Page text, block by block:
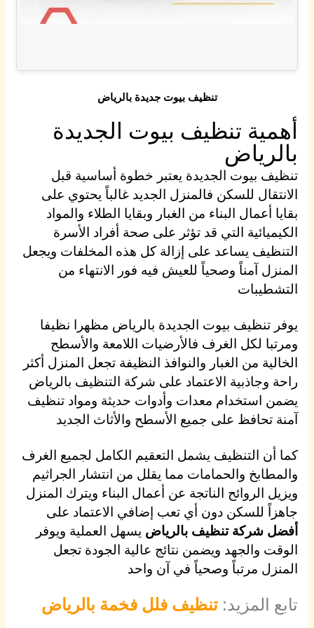
تنظيف بيوت جديدة بالرياض
أهمية تنظيف بيوت الجديدة
بالرياض
تنظيف بيوت الجديدة يعتبر خطوة أساسية قبل
الانتقال للسكن فالمنزل الجديد غالباً يحتوي على
بقايا أعمال البناء من الغبار وبقايا الطلاء والمواد
الكيميائية التي قد تؤثر على صحة أفراد الأسرة
التنظيف يساعد على إزالة كل هذه المخلفات ويجعل
المنزل آمناً وصحياً للعيش فيه فور الانتهاء من
التشطيبات
يوفر تنظيف بيوت الجديدة بالرياض مظهرا نظيفا
ومرتبا لكل الغرف فالأرضيات اللامعة والأسطح
الخالية من الغبار والنوافذ النظيفة تجعل المنزل أكثر
راحة وجاذبية الاعتماد على شركة التنظيف بالرياض
يضمن استخدام معدات وأدوات حديثة ومواد تنظيف
آمنة تحافظ على جميع الأسطح والأثاث الجديد
كما أن التنظيف يشمل التعقيم الكامل لجميع الغرف
والمطابخ والحمامات مما يقلل من انتشار الجراثيم
ويزيل الروائح الناتجة عن أعمال البناء ويترك المنزل
جاهزاً للسكن دون أي تعب إضافي الاعتماد على
أفضل شركة تنظيف بالرياض يسهل العملية ويوفر
الوقت والجهد ويضمن نتائج عالية الجودة تجعل
المنزل مرتباً وصحياً في آن واحد
تابع المزيد: تنظيف فلل فخمة بالرياض